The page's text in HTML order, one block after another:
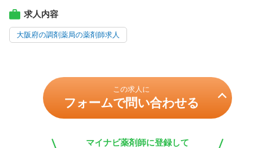
求人内容
大阪府の調剤薬局の薬剤師求人
この求人に
フォームで問い合わせる
マイナビ薬剤師に登録して